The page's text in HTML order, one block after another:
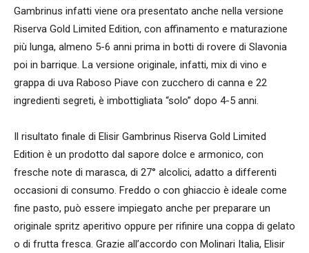
Gambrinus infatti viene ora presentato anche nella versione
Riserva Gold Limited Edition, con affinamento e maturazione
più lunga, almeno 5-6 anni prima in botti di rovere di Slavonia
poi in barrique. La versione originale, infatti, mix di vino e
grappa di uva Raboso Piave con zucchero di canna e 22
ingredienti segreti, è imbottigliata “solo” dopo 4-5 anni.
Il risultato finale di Elisir Gambrinus Riserva Gold Limited
Edition è un prodotto dal sapore dolce e armonico, con
fresche note di marasca, di 27° alcolici, adatto a differenti
occasioni di consumo. Freddo o con ghiaccio è ideale come
fine pasto, può essere impiegato anche per preparare un
originale spritz aperitivo oppure per rifinire una coppa di gelato
o di frutta fresca. Grazie all’accordo con Molinari Italia, Elisir